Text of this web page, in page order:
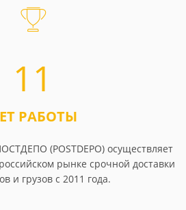
11
РАБОТЫ
(POSTDEPO) осуществляет
рынке срочной доставки
и грузов с 2011 года.